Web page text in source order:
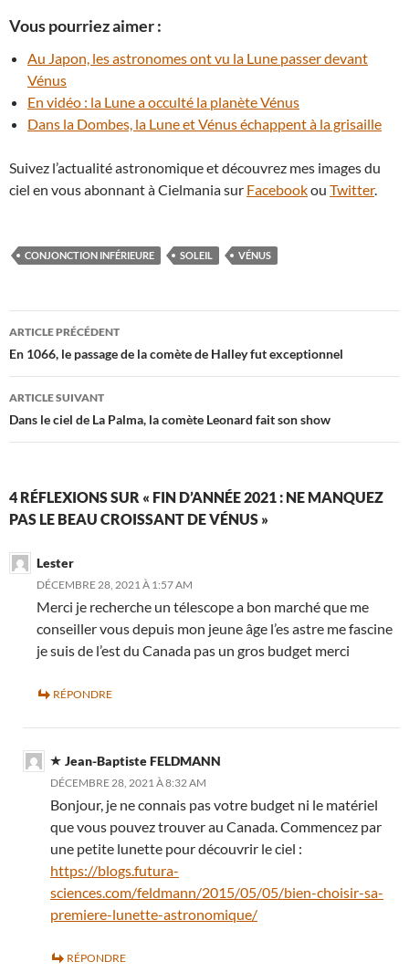
Vous pourriez aimer :
Au Japon, les astronomes ont vu la Lune passer devant
Vénus
En vidéo : la Lune a occulté la planète Vénus
Dans la Dombes, la Lune et Vénus échappent à la grisaille
Suivez l’actualité astronomique et découvrez mes images du
ciel en vous abonnant à Cielmania sur Facebookou Twitter.
CONJONCTION INFÉRIEURE SOLEIL VÉNUS
Navigation
des
articles
ARTICLE PRÉCÉDENT
En 1066, le passage de la comète de Halley fut exceptionnel
ARTICLE SUIVANT
Dans le ciel de La Palma, la comète Leonard fait son show
4 RÉFLEXIONS SUR « FIN D’ANNÉE 2021 : NE MANQUEZ
PAS LE BEAU CROISSANT DE VÉNUS »
Lester
DÉCEMBRE 28, 2021 À 1:57 AM
Merci je recherche un télescope a bon marché que me
conseiller vous depuis mon jeune âge l’es astre me fascine
je suis de l’est du Canada pas un gros budget merci
RÉPONDRE
Jean-Baptiste FELDMANN
DÉCEMBRE 28, 2021 À 8:32 AM
Bonjour, je ne connais pas votre budget ni le matériel
que vous pouvez trouver au Canada. Commencez par
une petite lunette pour découvrir le ciel :
https://blogs.futura-
sciences.com/feldmann/2015/05/05/bien-choisir-sa-
premiere-lunette-astronomique/
RÉPONDRE